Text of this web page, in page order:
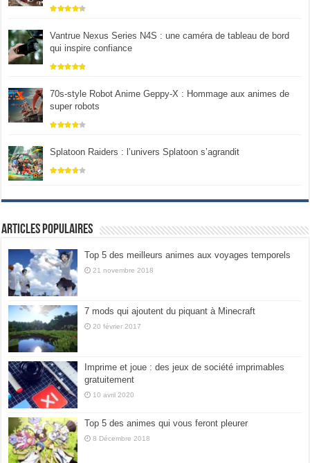
Vantrue Nexus Series N4S : une caméra de tableau de bord
qui inspire confiance
70s-style Robot Anime Geppy-X : Hommage aux animes de
super robots
Splatoon Raiders : l’univers Splatoon s’agrandit
Articles populaires
Top 5 des meilleurs animes aux voyages temporels
21 novembre 2018
7 mods qui ajoutent du piquant à Minecraft
20 février 2017
Imprime et joue : des jeux de société imprimables
gratuitement
10 avril 2020
Top 5 des animes qui vous feront pleurer
8 Décembre 2018